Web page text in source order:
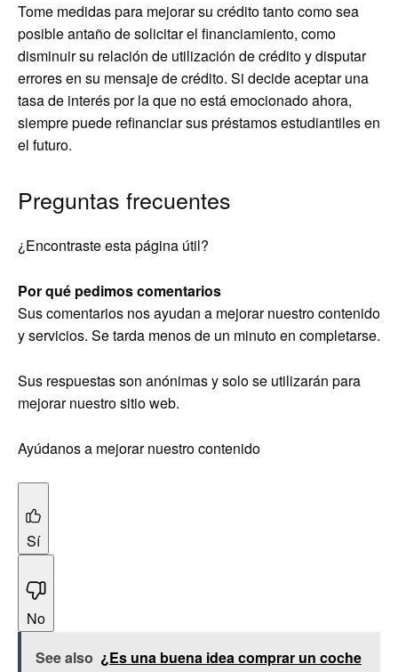
Tome medidas para mejorar su crédito tanto como sea
posible antaño de solicitar el financiamiento, como
disminuir su relación de utilización de crédito y disputar
errores en su mensaje de crédito. Si decide aceptar una
tasa de interés por la que no está emocionado ahora,
siempre puede refinanciar sus préstamos estudiantiles en
el futuro.
Preguntas frecuentes
¿Encontraste esta página útil?
Por qué pedimos comentarios
Sus comentarios nos ayudan a mejorar nuestro contenido
y servicios. Se tarda menos de un minuto en completarse.
Sus respuestas son anónimas y solo se utilizarán para
mejorar nuestro sitio web.
Ayúdanos a mejorar nuestro contenido
Sí
No
See also ¿Es una buena idea comprar un coche